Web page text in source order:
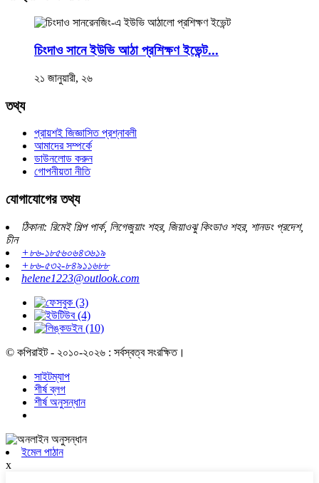
চিংদাও সানে ইউভি আঠা প্রশিক্ষণ ইভেন্ট...
২১ জানুয়ারী, ২৬
তথ্য
প্রায়শই জিজ্ঞাসিত প্রশ্নাবলী
আমাদের সম্পর্কে
ডাউনলোড করুন
গোপনীয়তা নীতি
যোগাযোগের তথ্য
ঠিকানা: রিমেই শিল্প পার্ক, লিগেজুয়াং শহর, জিয়াওঝু কিংডাও শহর, শানডং প্রদেশ,
চীন
+৮৬-১৮৫৬০৬৪৩৬১৯
+৮৬-৫৩২-৮৪৯১১৬৮৮
helene1223@outlook.com
© কপিরাইট - ২০১০-২০২৬ : সর্বস্বত্ব সংরক্ষিত।
সাইটম্যাপ
শীর্ষ ব্লগ
শীর্ষ অনুসন্ধান
ইমেল পাঠান
x